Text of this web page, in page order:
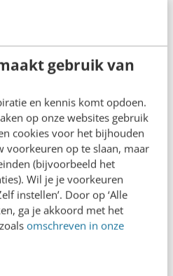
gebruik van
en kennis komt opdoen.
op onze websites gebruik
cookies voor het bijhouden
voorkeuren op te slaan, maar
(bijvoorbeeld het
Wil je je voorkeuren
instellen’. Door op ‘Alle
ga je akkoord met het
omschreven in onze
overdraagbaar te
: bij de ontwikkeling van
(maar dus ook bij
een website), moet de
en bewaartermijn
afgestemd op het
gegevens worden
: houdt in dat je de
om ervoor te zorgen